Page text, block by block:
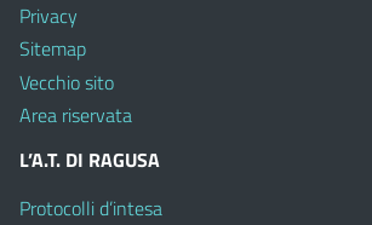
Privacy
Sitemap
Vecchio sito
Area riservata
L’A.T. DI RAGUSA
Protocolli d’intesa